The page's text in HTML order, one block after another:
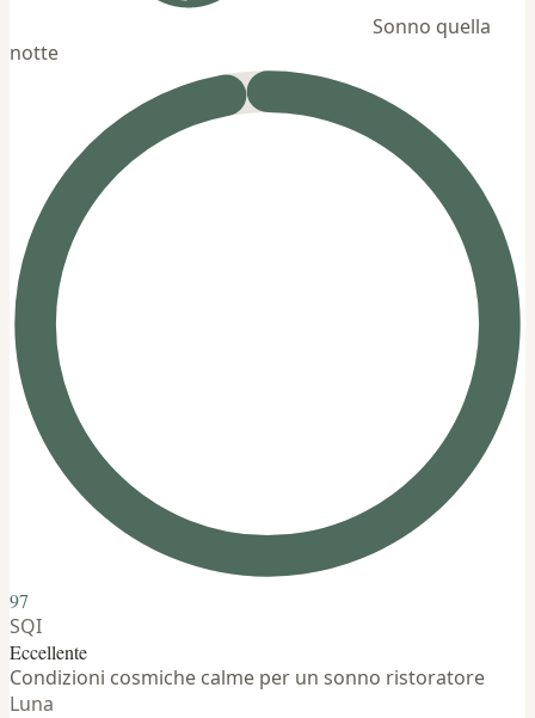
Sonno quella
notte
97
SQI
Eccellente
Condizioni cosmiche calme per un sonno ristoratore
Luna